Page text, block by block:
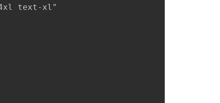
text-xl"